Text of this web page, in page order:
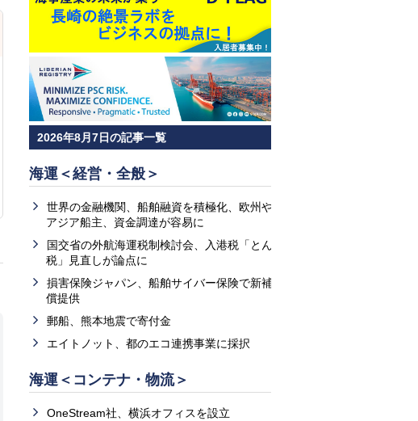
2026年8月7日の記事一覧
海運＜経営・全般＞
世界の金融機関、船舶融資を積極化、欧州や
アジア船主、資金調達が容易に
国交省の外航海運税制検討会、入港税「とん
税」見直しが論点に
損害保険ジャパン、船舶サイバー保険で新補
償提供
郵船、熊本地震で寄付金
エイトノット、都のエコ連携事業に採択
海運＜コンテナ・物流＞
OneStream社、横浜オフィスを設立